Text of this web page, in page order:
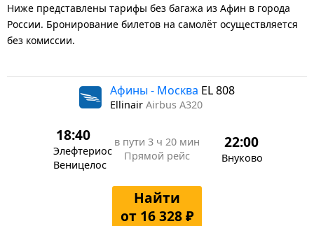
Ниже представлены тарифы без багажа из Афин в города
России. Бронирование билетов на самолёт осуществляется
без комиссии.
Афины - Москва EL 808
Ellinair Airbus A320
18:40
Элефтериос
Веницелос
в пути 3 ч 20 мин
Прямой рейс
22:00
Внуково
Найти
от 16 328 ₽